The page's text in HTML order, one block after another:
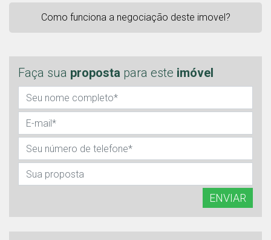
Faça sua proposta para este imóvel
ENVIAR
Como funciona a negociação deste imovel?